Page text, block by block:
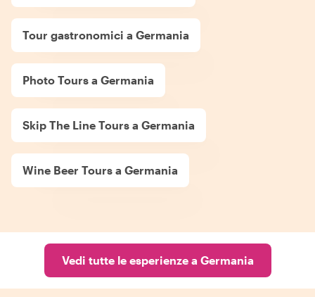
Tour gastronomici a Germania
Photo Tours a Germania
Skip The Line Tours a Germania
Wine Beer Tours a Germania
Vedi tutte le esperienze a Germania